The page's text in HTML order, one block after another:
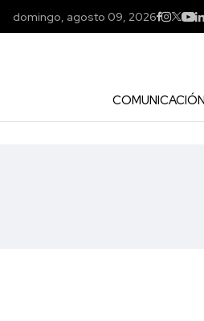
domingo, agosto 09, 2026
COMUNICACIÓN